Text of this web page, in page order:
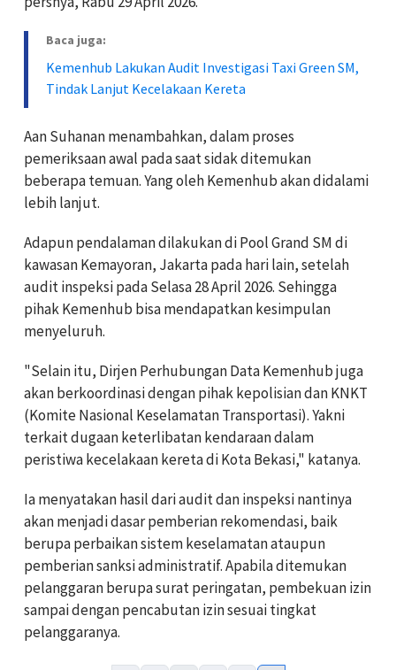
Baca juga:
Kemenhub Lakukan Audit Investigasi Taxi Green SM,
Tindak Lanjut Kecelakaan Kereta
Aan Suhanan menambahkan, dalam proses
pemeriksaan awal pada saat sidak ditemukan
beberapa temuan. Yang oleh Kemenhub akan didalami
lebih lanjut.
Adapun pendalaman dilakukan di Pool Grand SM di
kawasan Kemayoran, Jakarta pada hari lain, setelah
audit inspeksi pada Selasa 28 April 2026. Sehingga
pihak Kemenhub bisa mendapatkan kesimpulan
menyeluruh.
"Selain itu, Dirjen Perhubungan Data Kemenhub juga
akan berkoordinasi dengan pihak kepolisian dan KNKT
(Komite Nasional Keselamatan Transportasi). Yakni
terkait dugaan keterlibatan kendaraan dalam
peristiwa kecelakaan kereta di Kota Bekasi," katanya.
Ia menyatakan hasil dari audit dan inspeksi nantinya
akan menjadi dasar pemberian rekomendasi, baik
berupa perbaikan sistem keselamatan ataupun
pemberian sanksi administratif. Apabila ditemukan
pelanggaran berupa surat peringatan, pembekuan izin
sampai dengan pencabutan izin sesuai tingkat
pelanggaranya.